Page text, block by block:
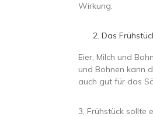
Wirkung.
Das
Eier, Milch und
und Bohnen kann
auch gut für das
3, Frühstück sollte